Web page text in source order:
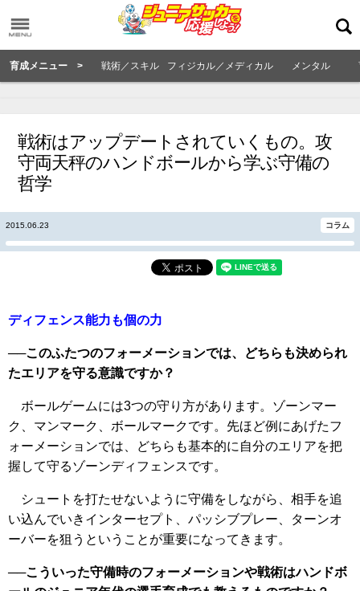
育成メニュー > 戦術／スキル フィジカル／メディカル メンタル
戦術はアップデートされていくもの。攻
守両天秤のハンドボールから学ぶ守備の
哲学
2015.06.23 コラム
ディフェンス能力も個の力
──このふたつのフォーメーションでは、どちらも決められ
たエリアを守る意識ですか？
ボールゲームには3つの守り方があります。ゾーンマー
ク、マンマーク、ボールマークです。先ほど例にあげたフ
ォーメーションでは、どちらも基本的に自分のエリアを把
握して守るゾーンディフェンスです。
シュートを打たせないように守備をしながら、相手を追
い込んでいきインターセプト、パッシブプレー、ターンオ
ーバーを狙うということが重要になってきます。
──こういった守備時のフォーメーションや戦術はハンドボ